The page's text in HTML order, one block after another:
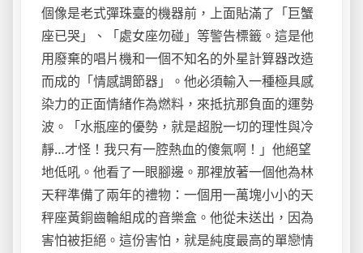
個像是老式彈珠臺的機器前，上面貼滿了「巨蟹
座已哭」、「處女座勿碰」等警告標籤。這是他
用廢棄的唱片機和一個不知名的外星計算器改造
而成的「情感調節器」。他必須輸入一種極具感
染力的正面情緒作為燃料，來抵抗那負面的運勢
波。「水瓶座的優勢，就是超脫一切的理性與冷
靜…才怪！我只有一腔熱血的傻氣啊！」他絕望
地低吼。他看了一眼腳邊。那裡放著一個他為林
天秤準備了兩年的禮物：一個用一萬塊小小的天
秤座黃銅齒輪組成的音樂盒。他從未送出，因為
害怕被拒絕。這份害怕，就是純度最高的單戀情